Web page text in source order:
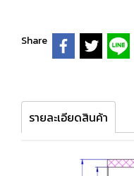
Share
รายละเอียดสินค้า